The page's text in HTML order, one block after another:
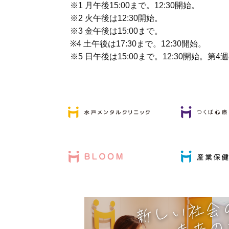
※1 月午後15:00まで。12:30開始。
※2 火午後は12:30開始。
※3 金午後は15:00まで。
※4 土午後は17:30まで。12:30開始。
※5 日午後は15:00まで。12:30開始。第4